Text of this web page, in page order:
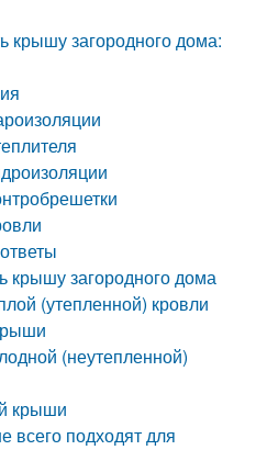
крышу загородного дома:
крышу загородного дома
(утепленной) кровли
(неутепленной)
крыши
всего подходят для